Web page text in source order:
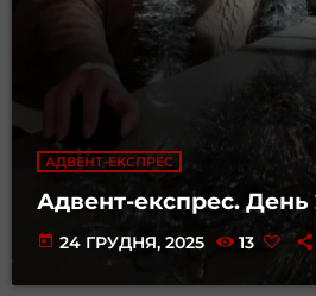
АДВЕНТ-ЕКСПРЕС
Адвент-експрес. День
today 24 ГРУДНЯ, 2025 13